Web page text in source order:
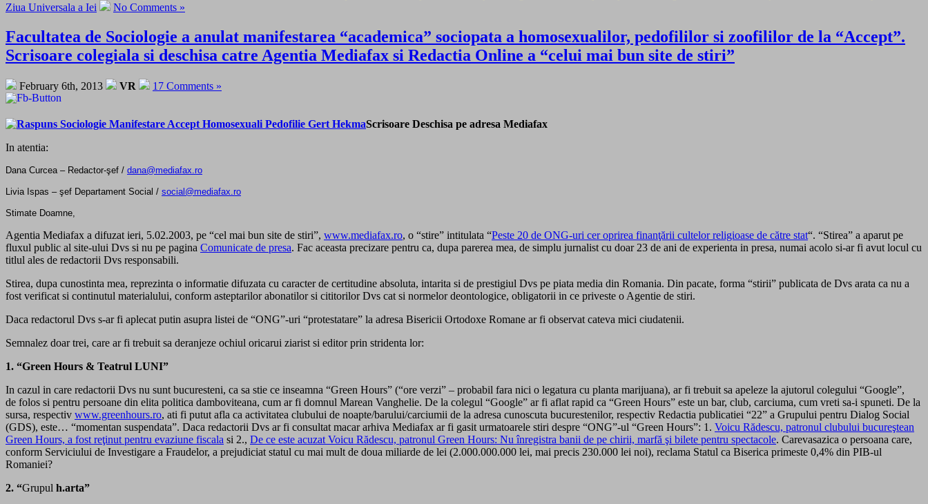
Ziua Universala a Iei
No Comments »
Facultatea de Sociologie a anulat manifestarea “academica” sociopata a homosexualilor, pedofililor si zoofililor de la “Accept”.
Scrisoare colegiala si deschisa catre Agentia Mediafax si Redactia Online a “celui mai bun site de stiri”
February 6th, 2013 VR 17 Comments »
Scrisoare Deschisa pe adresa Mediafax
In atentia:
Dana Curcea – Redactor-şef / dana@mediafax.ro
Livia Ispas – şef Departament Social / social@mediafax.ro
Stimate Doamne,
Agentia Mediafax a difuzat ieri, 5.02.2003, pe “cel mai bun site de stiri”, www.mediafax.ro, o “stire” intitulata “Peste 20 de ONG-uri cer oprirea finanţării cultelor religioase de către stat“. “Stirea” a aparut pe
fluxul public al site-ului Dvs si nu pe pagina Comunicate de presa. Fac aceasta precizare pentru ca, dupa parerea mea, de simplu jurnalist cu doar 23 de ani de experienta in presa, numai acolo si-ar fi avut locul cu
titlul ales de redactorii Dvs responsabili.
Stirea, dupa cunostinta mea, reprezinta o informatie difuzata cu caracter de certitudine absoluta, intarita si de prestigiul Dvs pe piata media din Romania. Din pacate, forma “stirii” publicata de Dvs arata ca nu a
fost verificat si continutul materialului, conform asteptarilor abonatilor si cititorilor Dvs cat si normelor deontologice, obligatorii in ce priveste o Agentie de stiri.
Daca redactorul Dvs s-ar fi aplecat putin asupra listei de “ONG”-uri “protestatare” la adresa Bisericii Ortodoxe Romane ar fi observat cateva mici ciudatenii.
Semnalez doar trei, care ar fi trebuit sa deranjeze ochiul oricarui ziarist si editor prin stridenta lor:
1. “Green Hours & Teatrul LUNI”
In cazul in care redactorii Dvs nu sunt bucuresteni, ca sa stie ce inseamna “Green Hours” (“ore verzi” – probabil fara nici o legatura cu planta marijuana), ar fi trebuit sa apeleze la ajutorul colegului “Google”,
de folos si pentru persoane din elita politica damboviteana, cum ar fi domnul Marean Vanghelie. De la colegul “Google” ar fi aflat rapid ca “Green Hours” este un bar, club, carciuma, cum vreti sa-i spuneti. De la
sursa, respectiv www.greenhours.ro, ati fi putut afla ca activitatea clubului de noapte/barului/carciumii de la adresa cunoscuta bucurestenilor, respectiv Redactia publicatiei “22” a Grupului pentru Dialog Social
(GDS), este… “momentan suspendata”. Daca redactorii Dvs ar fi consultat macar arhiva Mediafax ar fi gasit urmatoarele stiri despre “ONG”-ul “Green Hours”: 1. Voicu Rădescu, patronul clubului bucureştean
Green Hours, a fost reţinut pentru evaziune fiscala si 2., De ce este acuzat Voicu Rădescu, patronul Green Hours: Nu înregistra banii de pe chirii, marfă şi bilete pentru spectacole. Carevasazica o persoana care,
conform Serviciului de Investigare a Fraudelor, a prejudiciat statul cu mai mult de doua miliarde de lei (2.000.000.000 lei, mai precis 230.000 lei noi), reclama Statul ca Biserica primeste 0,4% din PIB-ul
Romaniei?
2. “Grupul h.arta”